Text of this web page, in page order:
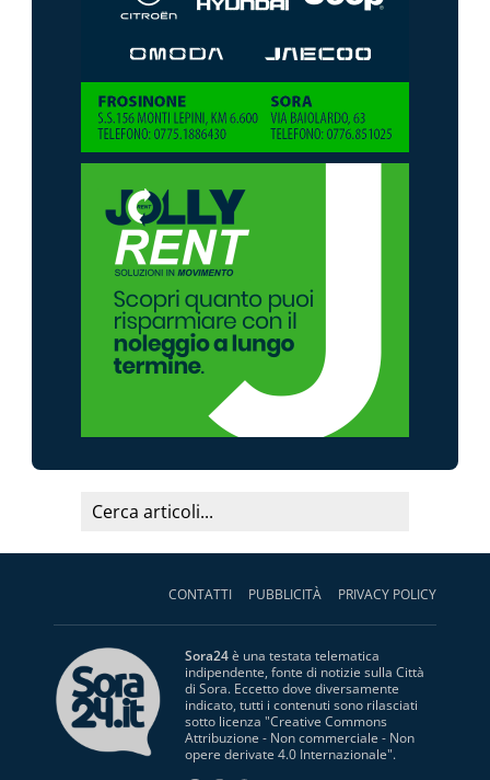
CONTATTI PUBBLICITÀ PRIVACY POLICY
Sora24è una testata telematica
indipendente, fonte di notizie sulla Città
di Sora. Eccetto dove diversamente
indicato, tutti i contenuti sono rilasciati
sotto licenza "Creative Commons
Attribuzione - Non commerciale - Non
opere derivate 4.0 Internazionale".